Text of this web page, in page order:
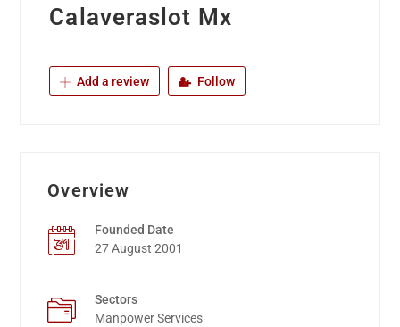
Calaveraslot Mx
Add a review Follow
Overview
Founded Date
27 August 2001
Sectors
Manpower Services